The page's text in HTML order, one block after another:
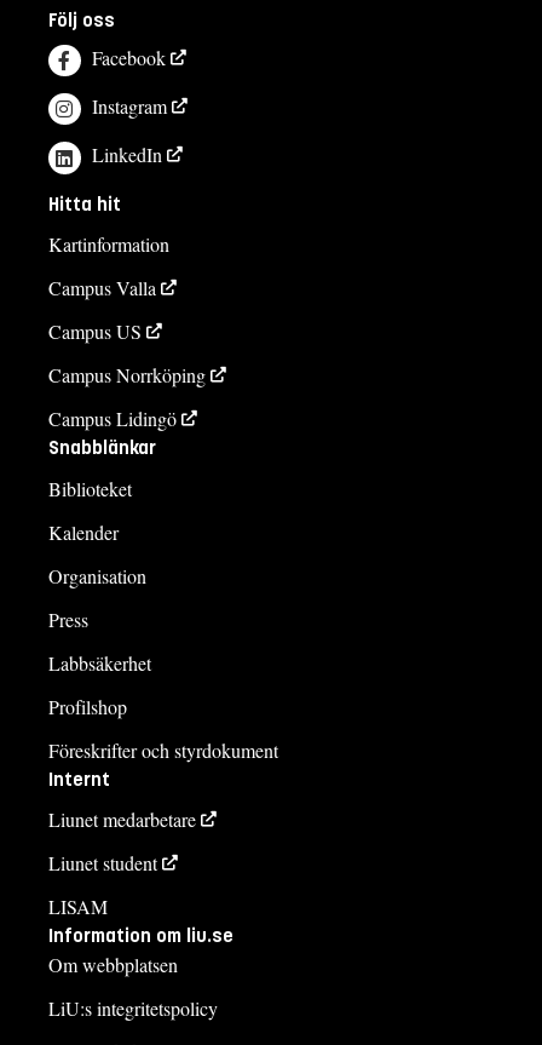
Följ oss
Facebook
Instagram
LinkedIn
Hitta hit
Kartinformation
Campus Valla
Campus US
Campus Norrköping
Campus Lidingö
Snabblänkar
Biblioteket
Kalender
Organisation
Press
Labbsäkerhet
Profilshop
Föreskrifter och styrdokument
Internt
Liunet medarbetare
Liunet student
LISAM
Information om liu.se
Om webbplatsen
LiU:s integritetspolicy